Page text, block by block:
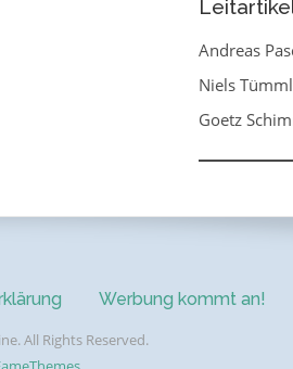
Andreas
Niels
Goetz
Werbung kommt an!
All Rights Reserved.